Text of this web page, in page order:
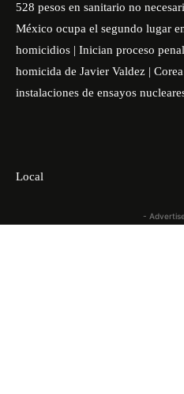
528 pesos en sanitario no
México ocupa el segundo lugar
homicidios | Inician proceso
homicida de Javier Valdez |
instalaciones de ensayos
Local
-